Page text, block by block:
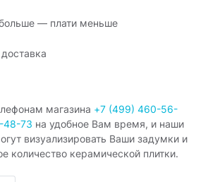
— плати меньше
магазина +7 (499) 460-56-
48-73 на удобное Вам время, и наши
визуализировать Ваши задумки и
количество керамической плитки.